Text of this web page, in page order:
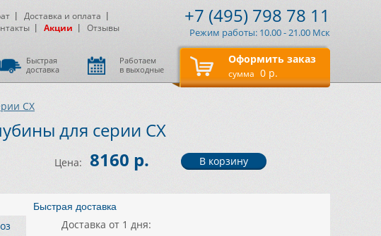
Оформить заказ
сумма 0 р.
Доставка и оплата
Акции Отзывы
+7 (495) 798 78 11
Режим работы: 10.00 - 21.00 Мск
Быстрая
доставка
Работаем
в выходные
CX
для серии CX
Цена: 8160 р.
Быстрая доставка
Доставка от 1 дня: